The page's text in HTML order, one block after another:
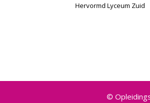
Hervormd Lyceum Zuid
©